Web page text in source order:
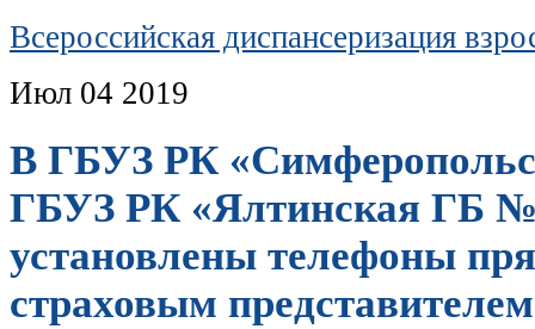
Всероссийская диспансеризация
Июл 04 2019
В ГБУЗ РК
ГБУЗ РК «Ялтинская ГБ
установлены телефоны
страховым представителем